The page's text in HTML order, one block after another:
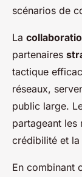
scénarios de
La
partenaires
tactique
réseaux,
public large.
partageant les
crédibilité et
En combinant